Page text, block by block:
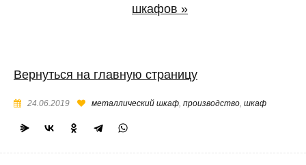
шкафов »
Вернуться на главную страницу
24.06.2019 металлический шкаф производство шкаф